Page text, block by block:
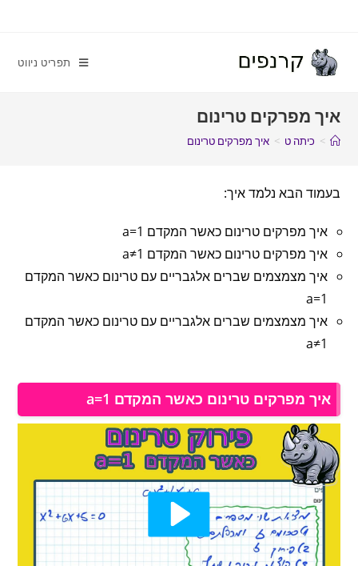
תפריט ניווט
איך מפרקים טרינום
> כיתה ט > איך מפרקים טרינום
בעמוד הבא נלמד איך:
איך מפרקים טרינום כאשר המקדם a=1
איך מפרקים טרינום כאשר המקדם a≠1
איך מצמצמים שברים אלגבריים עם טרינום כאשר המקדם
a=1
איך מצמצמים שברים אלגבריים עם טרינום כאשר המקדם
a≠1
איך מפרקים טרינום כאשר המקדם a=1